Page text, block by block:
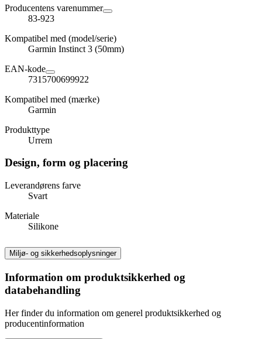
Producentens varenummer
83-923
Kompatibel med (model/serie)
Garmin Instinct 3 (50mm)
EAN-kode
7315700699922
Kompatibel med (mærke)
Garmin
Produkttype
Urrem
Design, form og placering
Leverandørens farve
Svart
Materiale
Silikone
Miljø- og sikkerhedsoplysninger
Information om produktsikkerhed og
databehandling
Her finder du information om generel produktsikkerhed og
producentinformation